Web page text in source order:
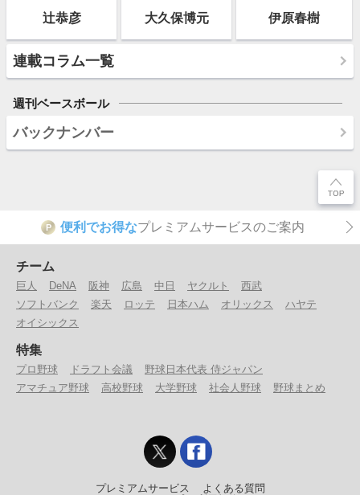
辻恭彦 大久保博元 伊原春樹
連載コラム一覧
週刊ベースボール
バックナンバー
P 便利でお得なプレミアムサービスのご案内
チーム
巨人 DeNA 阪神 広島 中日 ヤクルト
西武
ソフトバンク
楽天 ロッテ 日本ハム オリックス
ハヤテ
オイシックス
特集
プロ野球 ドラフト会議
野球日本代表 侍ジャパン
アマチュア野球
高校野球 大学野球 社会人野球 野球まとめ
プレミアムサービス
よくある質問